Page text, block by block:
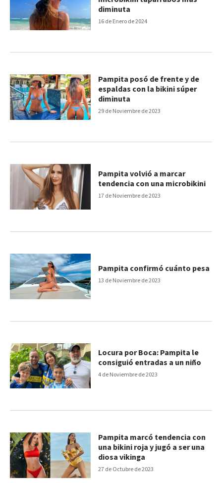
16 de Enero de 2024
diminuta
29 de Noviembre de 2023
Pampita posó de frente y de
espaldas con la bikini súper
diminuta
17 de Noviembre de 2023
Pampita volvió a marcar
tendencia con una microbikini
13 de Noviembre de 2023
Pampita confirmó cuánto pesa
4 de Noviembre de 2023
Locura por Boca: Pampita le
consiguió entradas a un niño
27 de Octubre de 2023
Pampita marcó tendencia con
una bikini roja y jugó a ser una
diosa vikinga